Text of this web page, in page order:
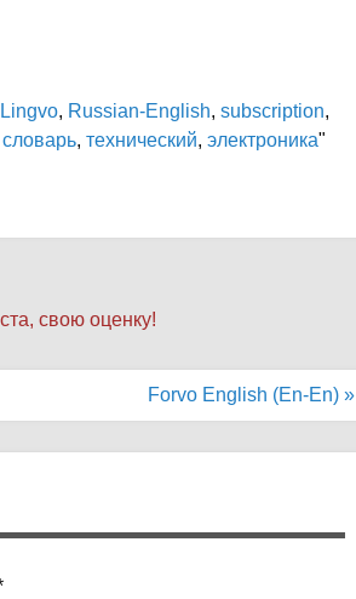
Lingvo, Russian-English, subscription,
словарь, технический, электроника"
свою оценку!
Forvo English (En-En) »